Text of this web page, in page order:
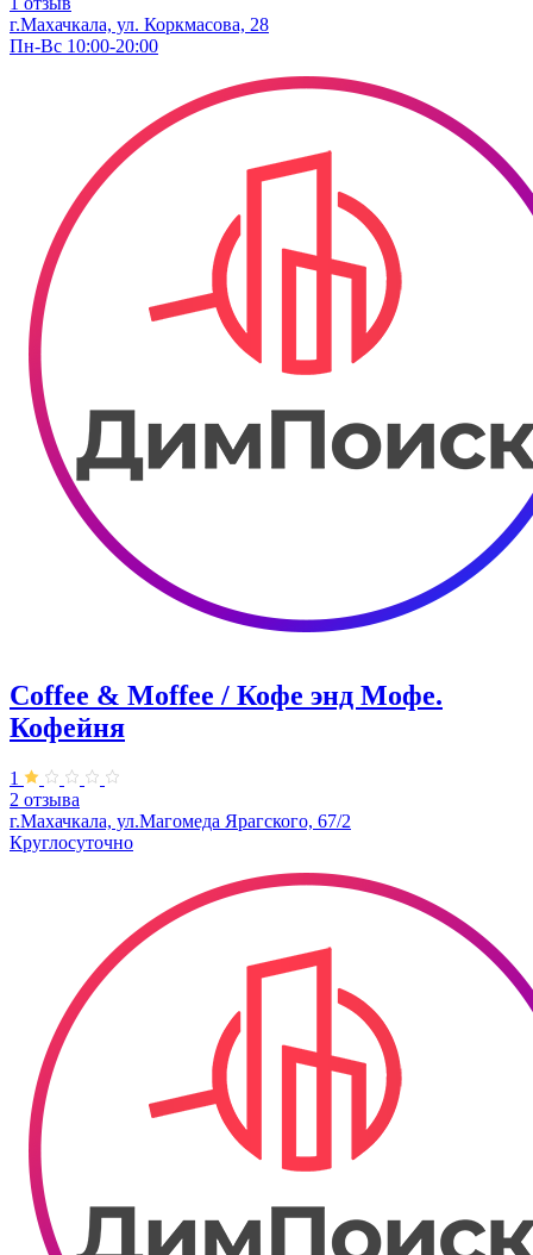
г.Махачкала, ул. Коркмасова, 28
Пн-Вс 10:00-20:00
Coffee & Moffee / Кофе энд Мофе.
Кофейня
1
2 отзыва
г.Махачкала, ​ул.Магомеда Ярагского, 67/2
Круглосуточно